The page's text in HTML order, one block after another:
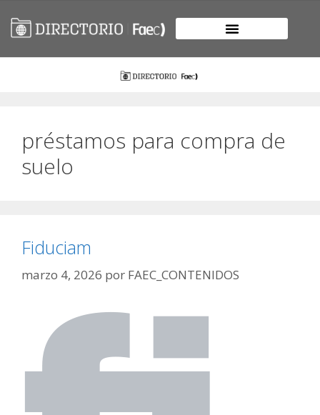
préstamos para compra de
suelo
Fiduciam
marzo 4, 2026 por FAEC_CONTENIDOS